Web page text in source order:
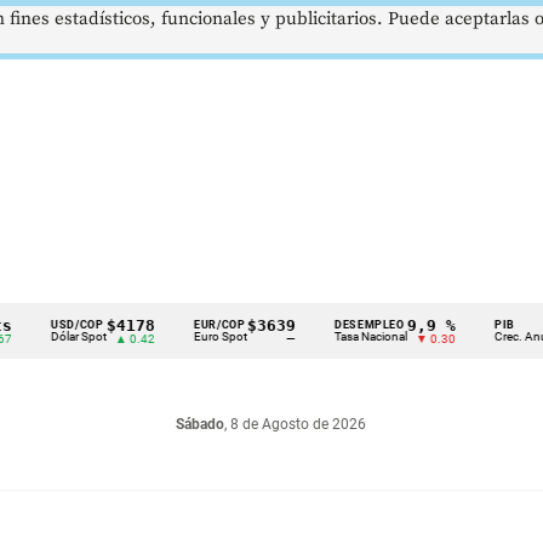
COP
Spot
$4178
▲ 0.42
EUR/COP
Euro Spot
$3639
—
DESEMPLEO
Tasa Nacional
9,9 %
▼ 0.30
PIB
Crec. Anual
2,8 %
▲ 0.10
Sábado, 8 de Agosto de 2026
estadísticos, funcionales y publicitarios. Puede aceptarlas